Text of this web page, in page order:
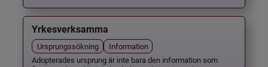
Yrkesverksamma
Ursprungssökning
Information
Adopterades ursprung är inte bara den information som